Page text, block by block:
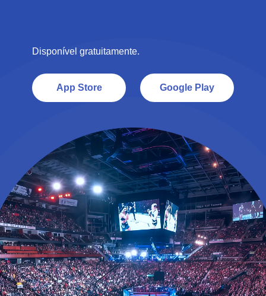
Disponível gratuitamente.
Google Play
App Store